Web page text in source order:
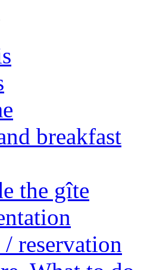
breakfast
the gîte
/ reservation